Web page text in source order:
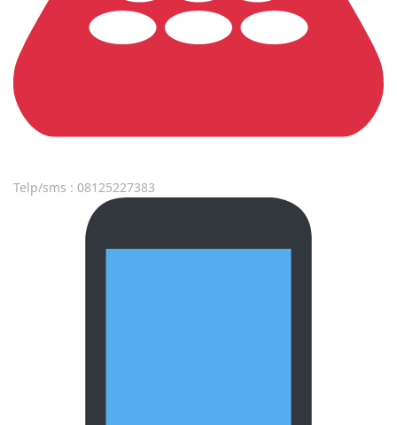
Telp/sms : 08125227383